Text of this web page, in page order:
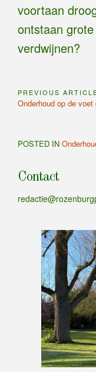
voortaan
ontstaan
verdwijnen?
Bericht
navigatie
PREVIOUS
Previous
Onderhoud op de voet
POSTED IN
Contact